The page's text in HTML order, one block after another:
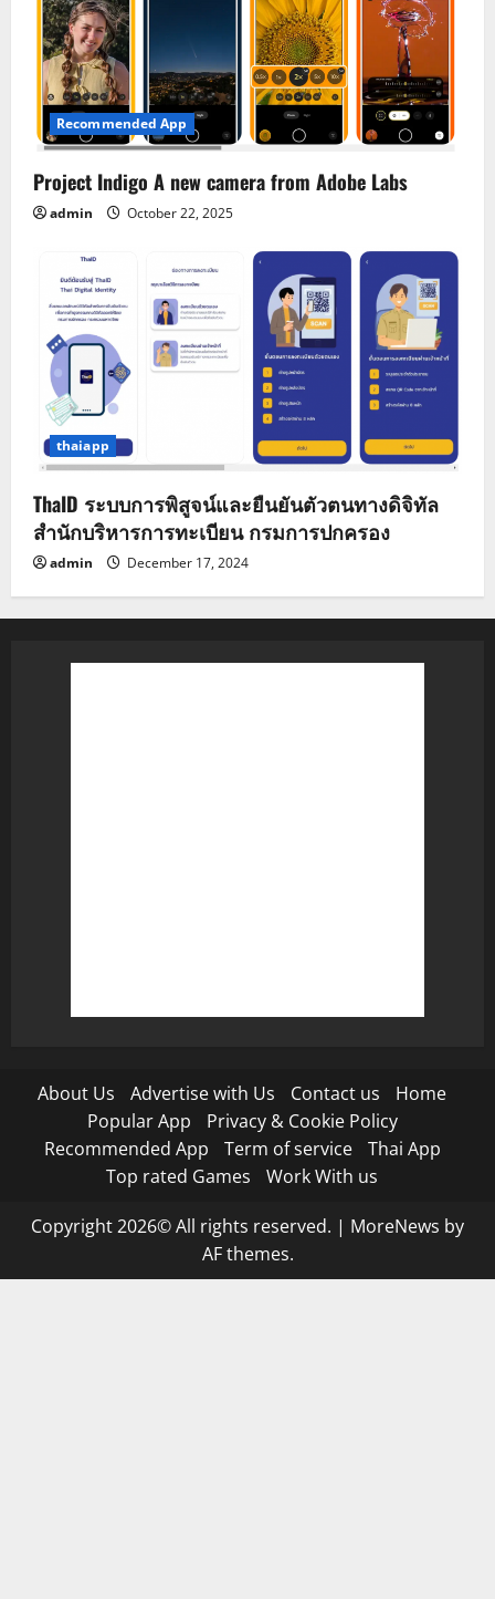
Recommended App
Project Indigo A new camera from Adobe Labs
admin October 22, 2025
thaiapp
ThaID ระบบการพิสูจน์และยืนยันตัวตนทางดิจิทัล
สำนักบริหารการทะเบียน กรมการปกครอง
admin December 17, 2024
About Us Advertise with Us Contact us
Home
Popular App
Privacy & Cookie Policy
Recommended App
Term of service
Thai App
Top rated Games
Work With us
Copyright 2026© All rights reserved. | MoreNews by
AF themes.